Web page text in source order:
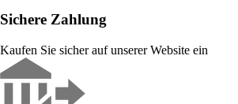
Sichere Zahlung
Kaufen Sie sicher auf unserer Website ein